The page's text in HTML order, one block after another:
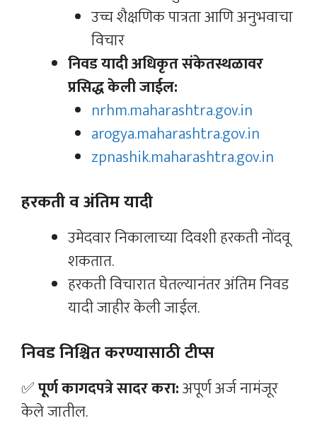
उच्च शैक्षणिक पात्रता आणि अनुभवाचा
विचार
निवड यादी अधिकृत संकेतस्थळावर
प्रसिद्ध केली जाईल:
nrhm.maharashtra.gov.in
arogya.maharashtra.gov.in
zpnashik.maharashtra.gov.in
हरकती व अंतिम यादी
उमेदवार निकालाच्या दिवशी हरकती नोंदवू
शकतात.
हरकती विचारात घेतल्यानंतर अंतिम निवड
यादी जाहीर केली जाईल.
निवड निश्चित करण्यासाठी टीप्स
✅पूर्ण कागदपत्रे सादर करा:अपूर्ण अर्ज नामंजूर
केले जातील.